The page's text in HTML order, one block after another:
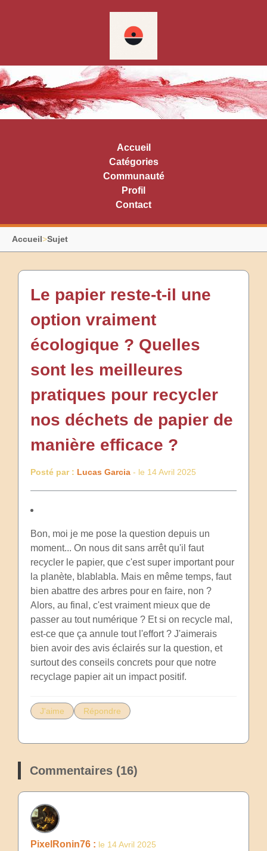
Accueil
Catégories
Communauté
Profil
Contact
Accueil>Sujet
Le papier reste-t-il une
option vraiment
écologique ? Quelles
sont les meilleures
pratiques pour recycler
nos déchets de papier de
manière efficace ?
Posté par : Lucas Garcia - le 14 Avril 2025
Bon, moi je me pose la question depuis un
moment... On nous dit sans arrêt qu'il faut
recycler le papier, que c'est super important pour
la planète, blablabla. Mais en même temps, faut
bien abattre des arbres pour en faire, non ?
Alors, au final, c'est vraiment mieux que de
passer au tout numérique ? Et si on recycle mal,
est-ce que ça annule tout l'effort ? J'aimerais
bien avoir des avis éclairés sur la question, et
surtout des conseils concrets pour que notre
recyclage papier ait un impact positif.
J'aime Répondre
Commentaires (16)
PixelRonin76 : le 14 Avril 2025